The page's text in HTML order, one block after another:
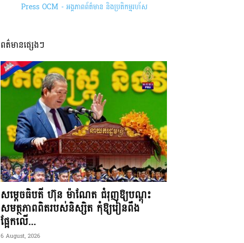
Press OCM - អង្គភាពព័ត៌មាន និងប្រតិកម្មរហ័ស
ពត៌មានផ្សេងៗ
សម្តេចធិបតី ហ៊ុន ម៉ាណែត ជំរុញឱ្យបណ្តុះ
សមត្ថភាពពិតរបស់និស្សិត កុំឱ្យរៀនពឹង
ផ្អែកលើ...
6 August, 2026